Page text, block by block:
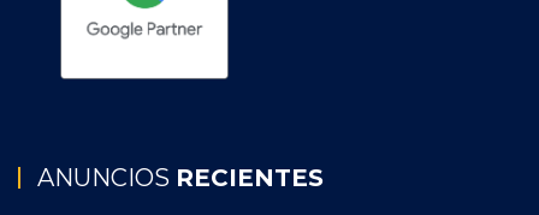
ANUNCIOS RECIENTES